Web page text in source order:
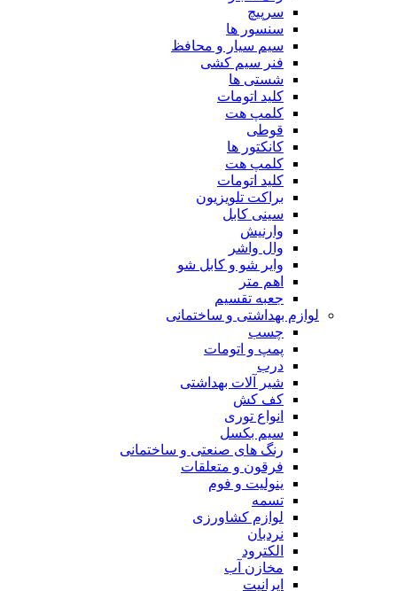
سرپیچ
سنسور ها
سیم سیار و محافظ
فنر سیم کشی
شستی ها
کلید اتومات
کلمپ هت
قوطی
کانکتور ها
کلمپ هت
کلید اتومات
براکت تلویزیون
سینی کابل
وارنیش
وال واشر
وایر شو و کابل شو
اهم متر
جعبه تقسیم
لوازم بهداشتی و ساختمانی
چسب
پمپ و اتومات
درب
شیر آلات بهداشتی
کف کش
انواع توری
سیم بکسل
رنگ های صنعتی و ساختمانی
فرقون و متعلقات
ینولیت و فوم
تسمه
لوازم کشاورزی
نردبان
الکترود
مخازن آب
ایرانیت